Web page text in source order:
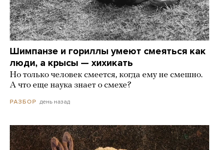
Шимпанзе и гориллы умеют смеяться как
люди, а крысы — хихикать
Но только человек смеется, когда ему не смешно.
А что еще наука знает о смехе?
РАЗБОР день назад